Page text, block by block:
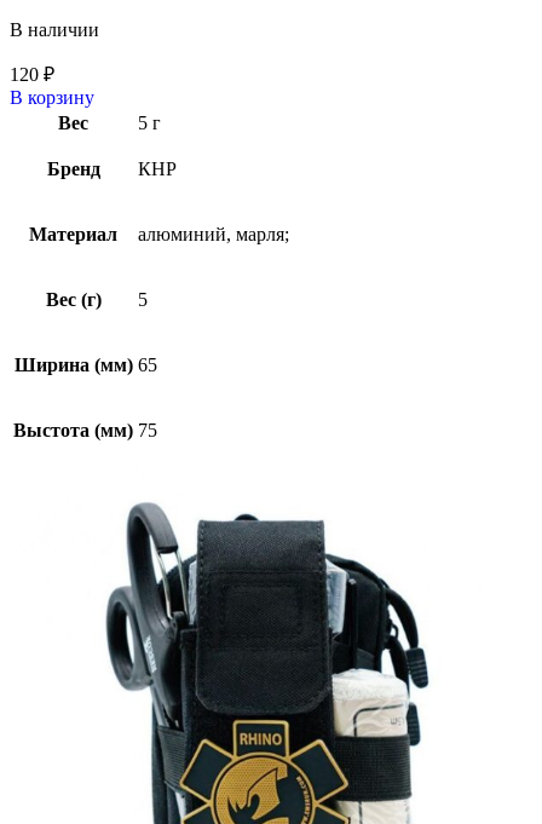
В наличии
120 ₽
В корзину
Вес
5 г
Бренд КНР
Материал алюминий, марля;
Вес (г) 5
Ширина (мм) 65
Выстота (мм) 75